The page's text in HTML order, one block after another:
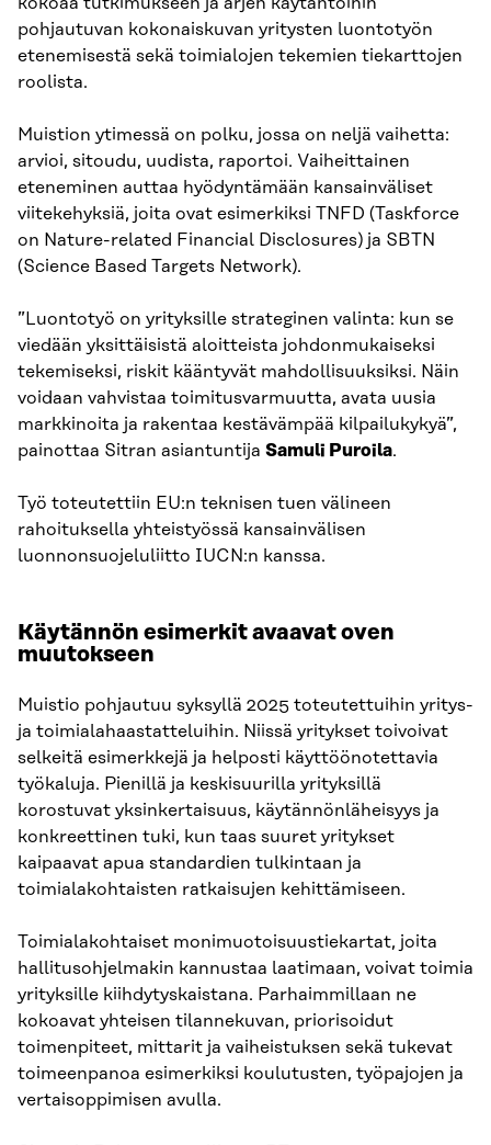
pohjautuvan kokonaiskuvan yritysten luontotyön
etenemisestä sekä toimialojen tekemien tiekarttojen
roolista.
Muistion ytimessä on polku, jossa on neljä vaihetta:
arvioi, sitoudu, uudista, raportoi. Vaiheittainen
eteneminen auttaa hyödyntämään kansainväliset
viitekehyksiä, joita ovat esimerkiksi TNFD (Taskforce
on Nature-related Financial Disclosures) ja SBTN
(Science Based Targets Network).
”Luontotyö on yrityksille strateginen valinta: kun se
viedään yksittäisistä aloitteista johdonmukaiseksi
tekemiseksi, riskit kääntyvät mahdollisuuksiksi. Näin
voidaan vahvistaa toimitusvarmuutta, avata uusia
markkinoita ja rakentaa kestävämpää kilpailukykyä”,
painottaa Sitran asiantuntija Samuli Puroila.
Työ toteutettiin EU:n teknisen tuen välineen
rahoituksella yhteistyössä kansainvälisen
luonnonsuojeluliitto IUCN:n kanssa.
Käytännön esimerkit avaavat oven
muutokseen
Muistio pohjautuu syksyllä 2025 toteutettuihin yritys-
ja toimialahaastatteluihin. Niissä yritykset toivoivat
selkeitä esimerkkejä ja helposti käyttöönotettavia
työkaluja. Pienillä ja keskisuurilla yrityksillä
korostuvat yksinkertaisuus, käytännönläheisyys ja
konkreettinen tuki, kun taas suuret yritykset
kaipaavat apua standardien tulkintaan ja
toimialakohtaisten ratkaisujen kehittämiseen.
Toimialakohtaiset monimuotoisuustiekartat, joita
hallitusohjelmakin kannustaa laatimaan, voivat toimia
yrityksille kiihdytyskaistana. Parhaimmillaan ne
kokoavat yhteisen tilannekuvan, priorisoidut
toimenpiteet, mittarit ja vaiheistuksen sekä tukevat
toimeenpanoa esimerkiksi koulutusten, työpajojen ja
vertaisoppimisen avulla.